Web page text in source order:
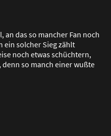
an das so mancher Fan noch
ein solcher Sieg zählt
noch etwas schüchtern,
so manch einer wußte